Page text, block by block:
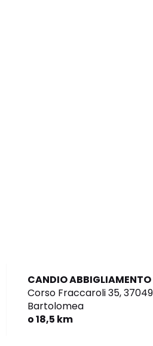
CANDIO ABBIGLIAMENTO
Corso Fraccaroli 35,
Bartolomea
o 18,5 km